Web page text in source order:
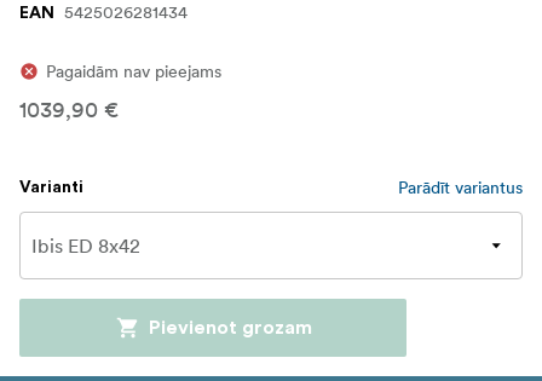
EAN 5425026281434
Pagaidām nav pieejams
1039,90 €
Varianti Parādīt variantus
Pievienot grozam